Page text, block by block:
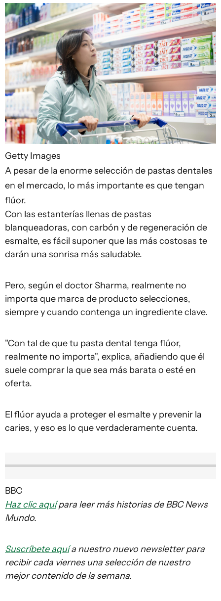
Getty Images
A pesar de la enorme selección de pastas dentales
en el mercado, lo más importante es que tengan
flúor.
Con las estanterías llenas de pastas
blanqueadoras, con carbón y de regeneración de
esmalte, es fácil suponer que las más costosas te
darán una sonrisa más saludable.
Pero, según el doctor Sharma, realmente no
importa que marca de producto selecciones,
siempre y cuando contenga un ingrediente clave.
"Con tal de que tu pasta dental tenga flúor,
realmente no importa", explica, añadiendo que él
suele comprar la que sea más barata o esté en
oferta.
El flúor ayuda a proteger el esmalte y prevenir la
caries, y eso es lo que verdaderamente cuenta.
BBC
Haz clic aquípara leer más historias de BBC News
Mundo.
Suscríbete aquía nuestro nuevo newsletter para
recibir cada viernes una selección de nuestro
mejor contenido de la semana.